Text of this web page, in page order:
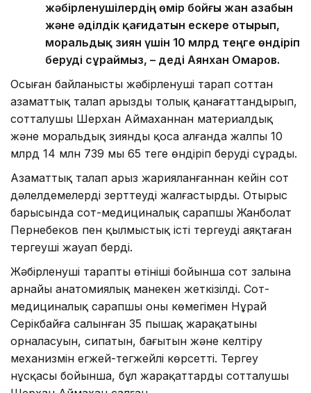
жәбірленушілердің өмір бойғы жан азабын
және әділдік қағидатын ескере отырып,
моральдық зиян үшін 10 млрд теңге өндіріп
беруді сұраймыз, – деді Аянхан Омаров.
Осыған байланысты жәбірленуші тарап соттан
азаматтық талап арызды толық қанағаттандырып,
сотталушы Шерхан Аймаханнан материалдық
және моральдық зиянды қоса алғанда жалпы 10
млрд 14 млн 739 мың 65 теңге өндіріп беруді сұрады.
Азаматтық талап арыз жарияланғаннан кейін сот
дәлелдемелерді зерттеуді жалғастырды. Отырыс
барысында сот-медициналық сарапшы Жанболат
Пернебеков пен қылмыстық істі тергеуді аяқтаған
тергеуші жауап берді.
Жәбірленуші тараптың өтініші бойынша сот залына
арнайы анатомиялық манекен жеткізілді. Сот-
медициналық сарапшы оның көмегімен Нұрай
Серікбайға салынған 35 пышақ жарақатының
орналасуын, сипатын, бағытын және келтіру
механизмін егжей-тегжейлі көрсетті. Тергеу
нұсқасы бойынша, бұл жарақаттарды сотталушы